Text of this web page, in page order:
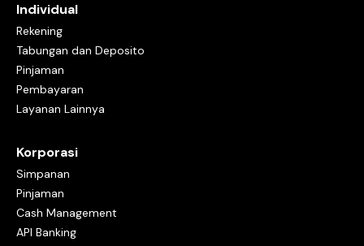
Individual
Rekening
Tabungan dan Deposito
Pinjaman
Pembayaran
Layanan Lainnya
Korporasi
Simpanan
Pinjaman
Cash Management
API Banking